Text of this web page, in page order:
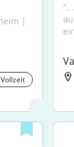
|
Vollzeit